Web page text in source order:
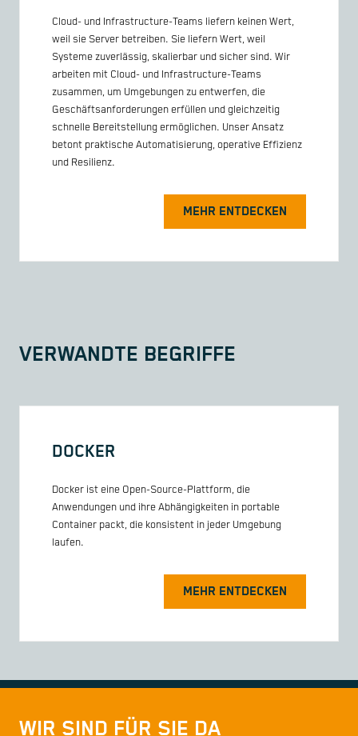
Cloud- und Infrastructure-Teams liefern keinen Wert,
weil sie Server betreiben. Sie liefern Wert, weil
Systeme zuverlässig, skalierbar und sicher sind. Wir
arbeiten mit Cloud- und Infrastructure-Teams
zusammen, um Umgebungen zu entwerfen, die
Geschäftsanforderungen erfüllen und gleichzeitig
schnelle Bereitstellung ermöglichen. Unser Ansatz
betont praktische Automatisierung, operative Effizienz
und Resilienz.
MEHR ENTDECKEN
VERWANDTE BEGRIFFE
DOCKER
Docker ist eine Open-Source-Plattform, die
Anwendungen und ihre Abhängigkeiten in portable
Container packt, die konsistent in jeder Umgebung
laufen.
MEHR ENTDECKEN
WIR SIND FÜR SIE DA